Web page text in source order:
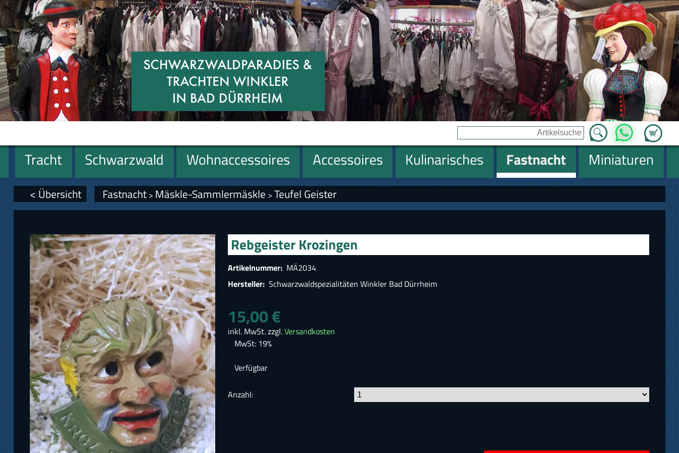
Zum
WhatsApp
Tracht Schwarzwald Wohnaccessoires Accessoires Kulinarisches Fastnacht
Miniaturen
Geschenke
< Übersicht Fastnacht> Mäskle-Sammlermäskle > Teufel Geister
Rebgeister Krozingen
Artikelnummer: MÄ2034
Hersteller: Schwarzwaldspezialitäten Winkler Bad Dürrheim
15,00 €
inkl. MwSt. zzgl.Versandkosten
MwSt: 19%
Verfügbar
Anzahl: